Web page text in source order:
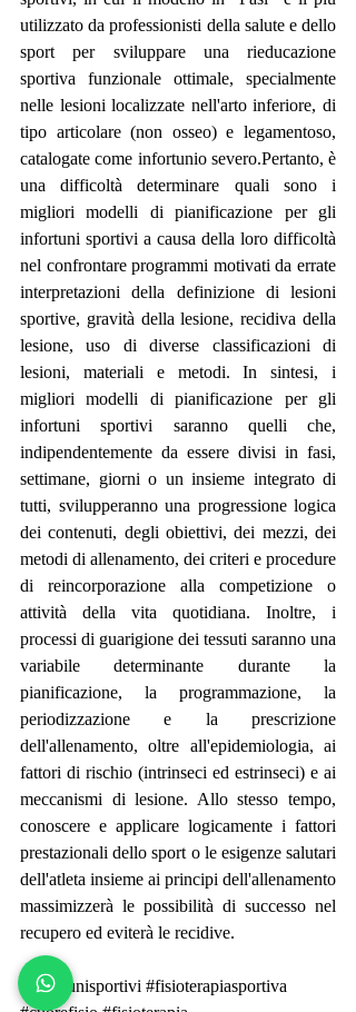
utilizzato da professionisti della salute e dello
sport per sviluppare una rieducazione
sportiva funzionale ottimale, specialmente
nelle lesioni localizzate nell'arto inferiore, di
tipo articolare (non osseo) e legamentoso,
catalogate come infortunio severo.Pertanto, è
una difficoltà determinare quali sono i
migliori modelli di pianificazione per gli
infortuni sportivi a causa della loro difficoltà
nel confrontare programmi motivati da errate
interpretazioni della definizione di lesioni
sportive, gravità della lesione, recidiva della
lesione, uso di diverse classificazioni di
lesioni, materiali e metodi. In sintesi, i
migliori modelli di pianificazione per gli
infortuni sportivi saranno quelli che,
indipendentemente da essere divisi in fasi,
settimane, giorni o un insieme integrato di
tutti, svilupperanno una progressione logica
dei contenuti, degli obiettivi, dei mezzi, dei
metodi di allenamento, dei criteri e procedure
di reincorporazione alla competizione o
attività della vita quotidiana. Inoltre, i
processi di guarigione dei tessuti saranno una
variabile determinante durante la
pianificazione, la programmazione, la
periodizzazione e la prescrizione
dell'allenamento, oltre all'epidemiologia, ai
fattori di rischio (intrinseci ed estrinseci) e ai
meccanismi di lesione. Allo stesso tempo,
conoscere e applicare logicamente i fattori
prestazionali dello sport o le esigenze salutari
dell'atleta insieme ai principi dell'allenamento
massimizzerà le possibilità di successo nel
recupero ed eviterà le recidive.
#infortunisportivi #fisioterapiasportiva